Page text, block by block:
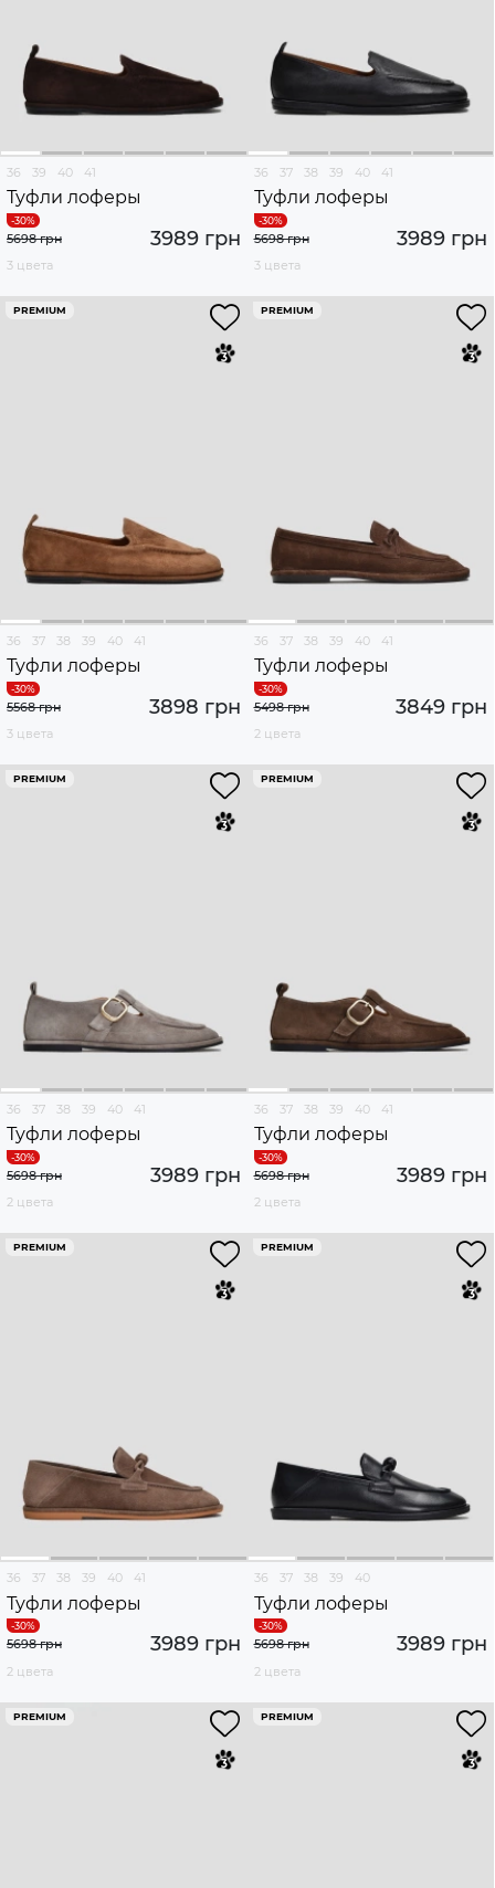
36 39 40 41
Туфли лоферы
3989 грн
5698 грн
3 цвета
36 37 38 39 40 41
Туфли лоферы
3989 грн
5698 грн
3 цвета
PREMIUM
36 37 38 39 40 41
Туфли лоферы
3898 грн
5568 грн
3 цвета
PREMIUM
36 37 38 39 40 41
Туфли лоферы
3849 грн
5498 грн
2 цвета
PREMIUM
36 37 38 39 40 41
Туфли лоферы
3989 грн
5698 грн
2 цвета
PREMIUM
36 37 38 39 40 41
Туфли лоферы
3989 грн
5698 грн
2 цвета
PREMIUM
36 37 38 39 40 41
Туфли лоферы
3989 грн
5698 грн
2 цвета
PREMIUM
36 37 38 39 40
Туфли лоферы
3989 грн
5698 грн
2 цвета
PREMIUM PREMIUM